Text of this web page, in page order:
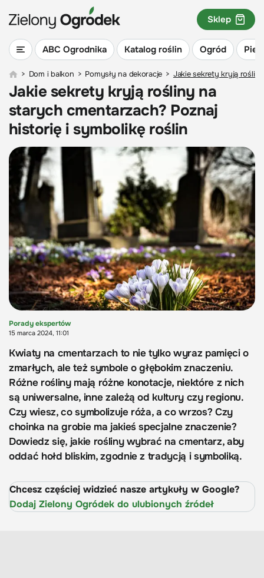
ABC Ogrodnika Katalog roślin Ogród
Sklep
> Dom i balkon > Pomysły na dekoracje > Jakie sekrety kryją
Jakie sekrety kryją rośliny na
starych cmentarzach? Poznaj
historię i symbolikę roślin
Porady ekspertów
15 marca 2024, 11:01
Kwiaty na cmentarzach to nie tylko wyraz pamięci o
zmarłych, ale też symbole o głębokim znaczeniu.
Różne rośliny mają różne konotacje, niektóre z nich
są uniwersalne, inne zależą od kultury czy regionu.
Czy wiesz, co symbolizuje róża, a co wrzos? Czy
choinka na grobie ma jakieś specjalne znaczenie?
Dowiedz się, jakie rośliny wybrać na cmentarz, aby
oddać hołd bliskim, zgodnie z tradycją i symboliką.
Chcesz częściej widzieć nasze artykuły w Google?
Dodaj Zielony Ogródek do ulubionych źródeł